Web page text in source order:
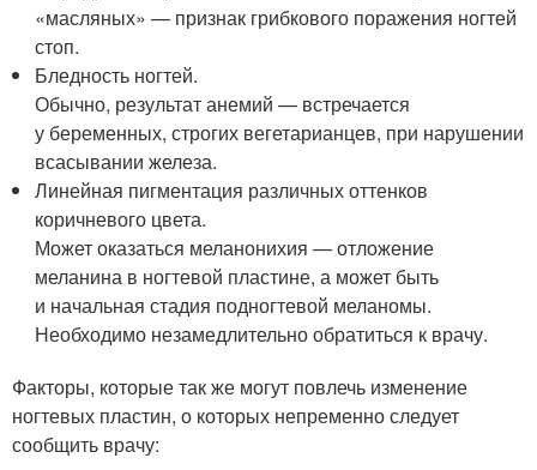
«масляных» — признак грибкового поражения ногтей
стоп.
Бледность ногтей.
Обычно, результат анемий — встречается
у беременных, строгих вегетарианцев, при нарушении
всасывании железа.
Линейная пигментация различных оттенков
коричневого цвета.
Может оказаться меланонихия — отложение
меланина в ногтевой пластине, а может быть
и начальная стадия подногтевой меланомы.
Необходимо незамедлительно обратиться к врачу.
Факторы, которые так же могут повлечь изменение
ногтевых пластин, о которых непременно следует
сообщить врачу: